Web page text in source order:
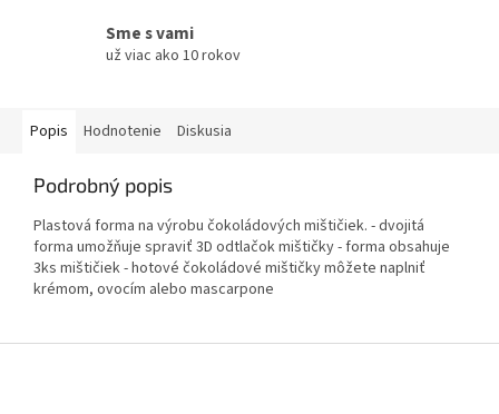
Sme s vami
už viac ako 10 rokov
Popis Hodnotenie Diskusia
Podrobný popis
Plastová forma na výrobu čokoládových mištičiek. - dvojitá
forma umožňuje spraviť 3D odtlačok mištičky - forma obsahuje
3ks mištičiek - hotové čokoládové mištičky môžete naplniť
krémom, ovocím alebo mascarpone